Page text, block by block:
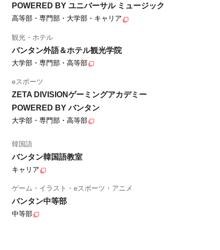
POWERED BY ユニバーサル ミュージック
高等部・専門部・大学部・キャリア
観光・ホテル
バンタン外語＆ホテル観光学院
大学部・専門部・高等部
eスポーツ
ZETA DIVISIONゲーミングアカデミー
POWERED BY バンタン
大学部・専門部・高等部
韓国語
バンタン韓国語教室
キャリア
ゲーム・イラスト・eスポーツ・アニメ
バンタン中等部
中等部